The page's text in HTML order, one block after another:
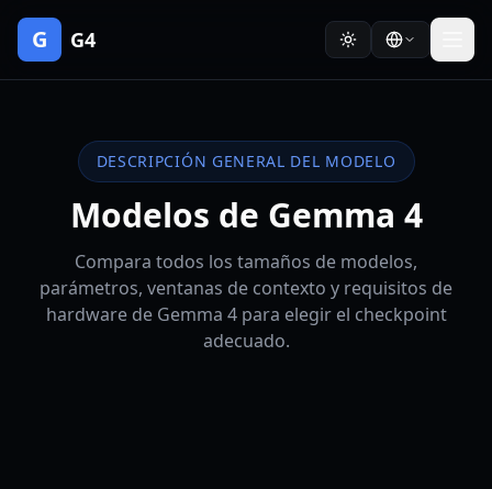
G G4
DESCRIPCIÓN GENERAL DEL MODELO
Modelos de Gemma 4
Compara todos los tamaños de modelos,
parámetros, ventanas de contexto y requisitos de
hardware de Gemma 4 para elegir el checkpoint
adecuado.